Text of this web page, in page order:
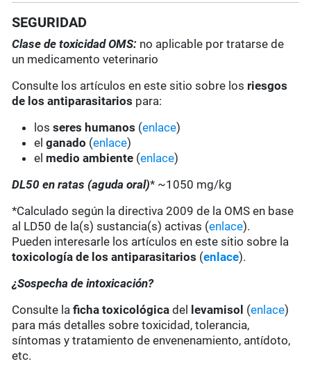
SEGURIDAD
Clase de toxicidad OMS: no aplicable por tratarse de
un medicamento veterinario
Consulte los artículos en este sitio sobre los riesgos
de los antiparasitarios para:
losseres humanos (enlace)
elganado (enlace)
el medio ambiente (enlace)
DL50 en ratas (aguda oral)* ~1050 mg/kg
*Calculado según la directiva 2009 de la OMS en base
al LD50 de la(s) sustancia(s) activas (enlace).
Pueden interesarle los artículos en este sitio sobre la
toxicología de los antiparasitarios (enlace).
¿Sospecha de intoxicación?
Consulte laficha toxicológica del levamisol (enlace)
para más detalles sobre toxicidad, tolerancia,
síntomas y tratamiento de envenenamiento, antídoto,
etc.